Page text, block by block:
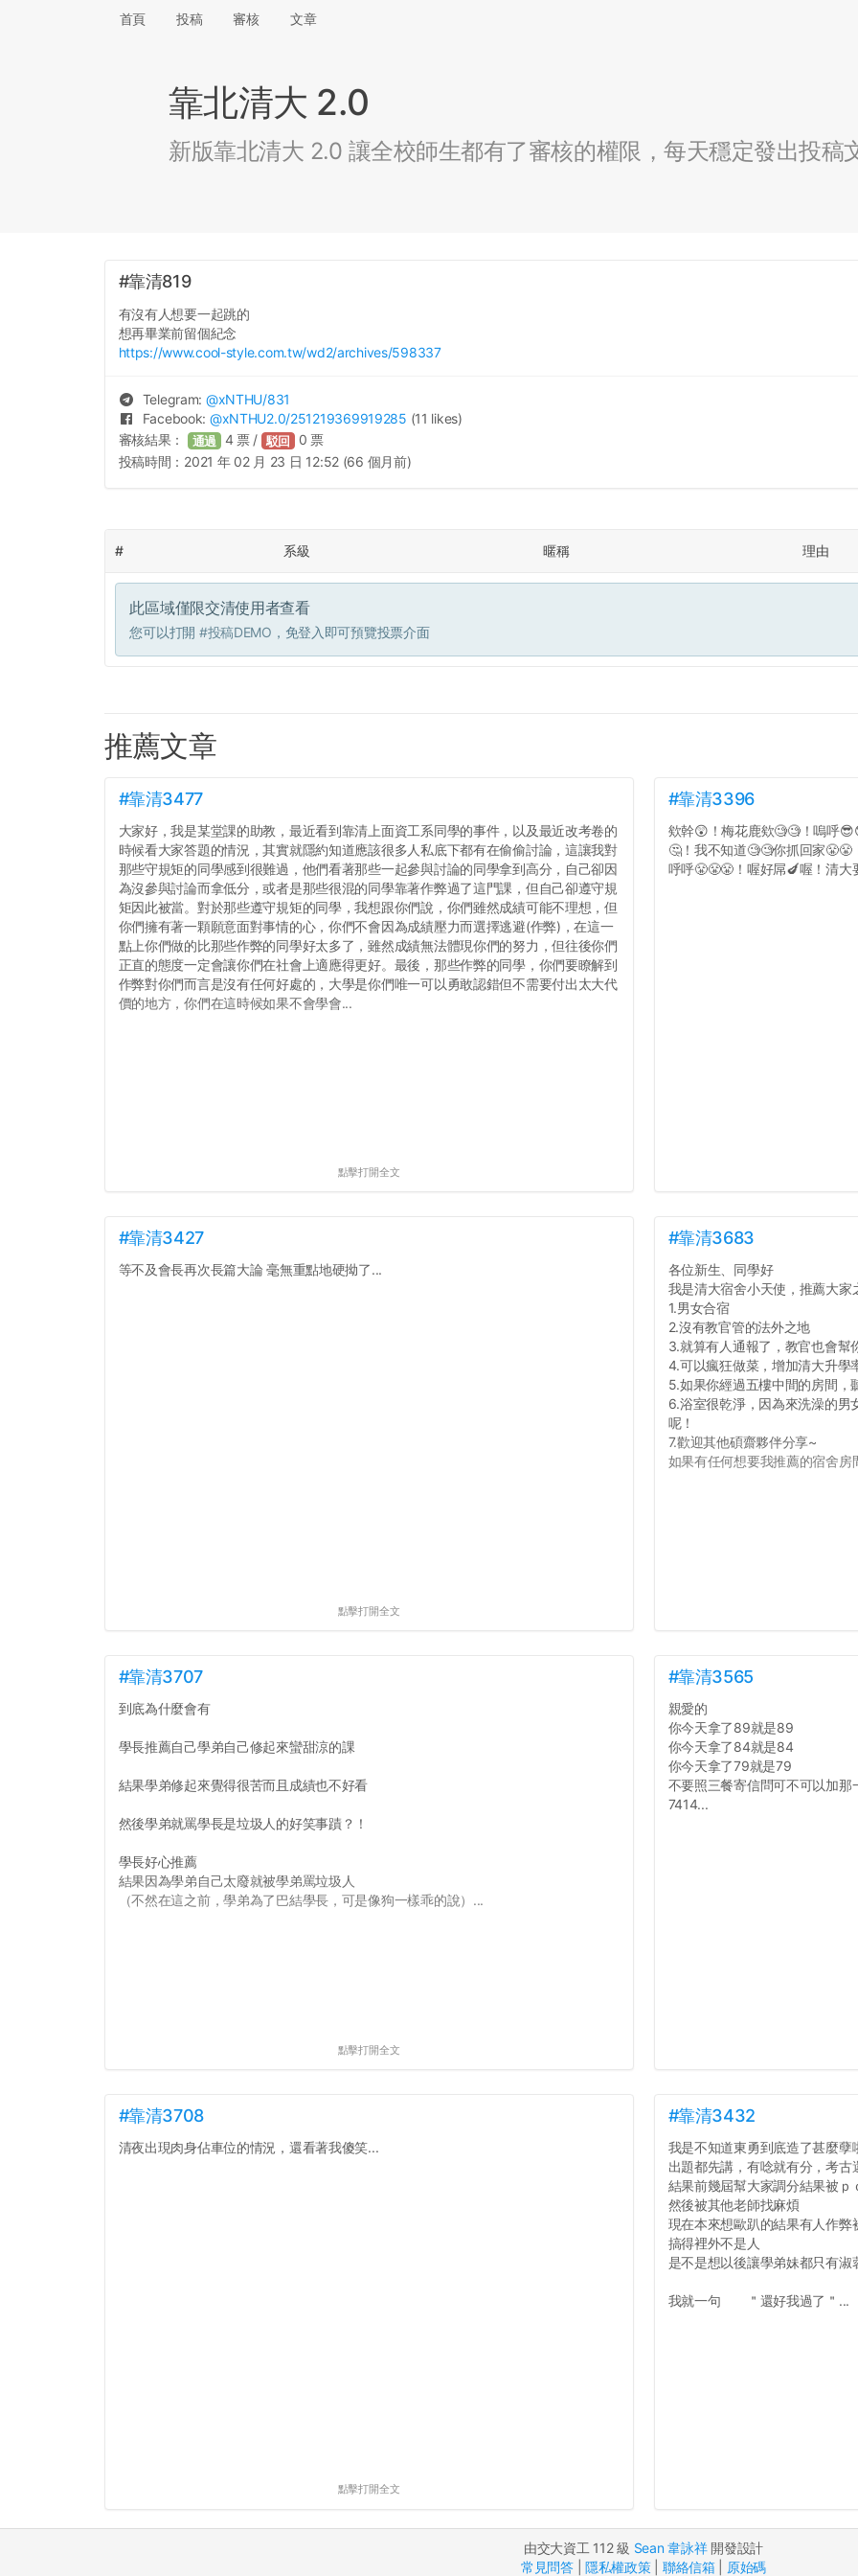
首頁 投稿 審核 文章
靠北清大 2.0
新版靠北清大 2.0 讓全校師生都有了審核的權限，每天穩定發出投稿
#靠清819
有沒有人想要一起跳的
想再畢業前留個紀念
https://www.cool-style.com.tw/wd2/archives/598337
Telegram: @xNTHU/831
Facebook: @xNTHU2.0/251219369919285 (11 likes)
審核結果： 通過 4票 / 駁回 0 票
投稿時間： 2021 年 02 月 23 日 12:52 (66 個月前)
# 系級 暱稱 理由
此區域僅限交清使用者查看
您可以打開 #投稿DEMO ，免登入即可預覽投票介面
推薦文章
#靠清3477
大家好，我是某堂課的助教，最近看到靠清上面資工系同學的事件，以及最近改考卷的
時候看大家答題的情況，其實就隱約知道應該很多人私底下都有在偷偷討論，這讓我對
那些守規矩的同學感到很難過，他們看著那些一起參與討論的同學拿到高分，自己卻因
為沒參與討論而拿低分，或者是那些很混的同學靠著作弊過了這門課，但自己卻遵守規
矩因此被當。對於那些遵守規矩的同學，我想跟你們說，你們雖然成績可能不理想，但
你們擁有著一顆願意面對事情的心，你們不會因為成績壓力而選擇逃避(作弊)，在這一
點上你們做的比那些作弊的同學好太多了，雖然成績無法體現你們的努力，但往後你們
正直的態度一定會讓你們在社會上適應得更好。最後，那些作弊的同學，你們要瞭解到
作弊對你們而言是沒有任何好處的，大學是你們唯一可以勇敢認錯但不需要付出太大代
價的地方，你們在這時候如果不會學會...
點擊打開全文
#靠清3396
欸幹😲！梅花鹿欸🧐🧐！嗚呼
🤔！我不知道🧐🧐你抓回家
呼呼😤😤😤！喔好屌🍆喔！清
#靠清3427
等不及會長再次長篇大論 毫無重點地硬拗了...
點擊打開全文
#靠清3683
各位新生、同學好
我是清大宿舍小天使，推薦大家
1.男女合宿
2.沒有教官管的法外之地
3.就算有人通報了，教官也會幫
4.可以瘋狂做菜，增加清大升學
5.如果你經過五樓中間的房間，
6.浴室很乾淨，因為來洗澡的男
呢！
7.歡迎其他碩齋夥伴分享~
如果有任何想要我推薦的宿舍房
#靠清3707
到底為什麼會有
學長推薦自己學弟自己修起來蠻甜涼的課
結果學弟修起來覺得很苦而且成績也不好看
然後學弟就罵學長是垃圾人的好笑事蹟？！
學長好心推薦
結果因為學弟自己太廢就被學弟罵垃圾人
（不然在這之前，學弟為了巴結學長，可是像狗一樣乖的說）...
點擊打開全文
#靠清3565
親愛的
你今天拿了89就是89
你今天拿了84就是84
你今天拿了79就是79
不要照三餐寄信問可不可以加那
7414...
#靠清3708
清夜出現肉身佔車位的情況，還看著我傻笑...
點擊打開全文
#靠清3432
我是不知道東勇到底造了甚麼孽
出題都先講，有唸就有分，考古
結果前幾屆幫大家調分結果被ｐ
然後被其他老師找麻煩
現在本來想歐趴的結果有人作弊
搞得裡外不是人
是不是想以後讓學弟妹都只有淑
我就一句 ＂還好我過了＂...
由交大資工 112 級 Sean 韋詠祥開發設計
常見問答|隱私權政策| 聯絡信箱| 原始碼